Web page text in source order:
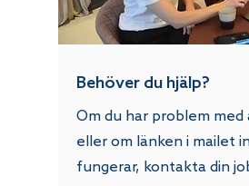
Behöver du hjälp?
Om du har problem med
eller om länken i mailet
fungerar, kontakta din